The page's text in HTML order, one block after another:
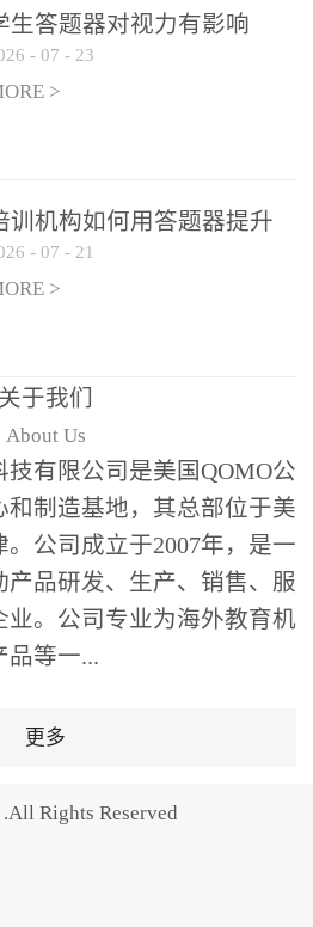
生答题器对视力有影响
？- 07 - 23
>
训机构如何用答题器提升
生专注度
- 07 - 21
>
关于我们
About Us
有限公司是美国QOMO公
和制造基地，其总部位于美
。公司成立于2007年，是一
产品研发、生产、销售、服
业。公司专业为海外教育机
品等一...
更多
Rights Reserved